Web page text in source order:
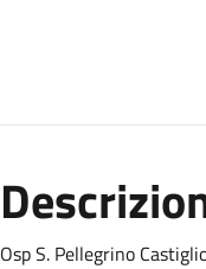
Osp S. Pellegrino